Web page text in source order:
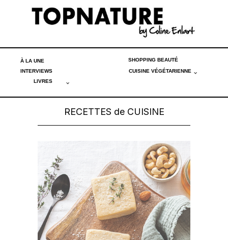
À LA UNE SHOPPING BEAUTÉ
INTERVIEWS
CUISINE VÉGÉTARIENNE
LIVRES
RECETTES de CUISINE